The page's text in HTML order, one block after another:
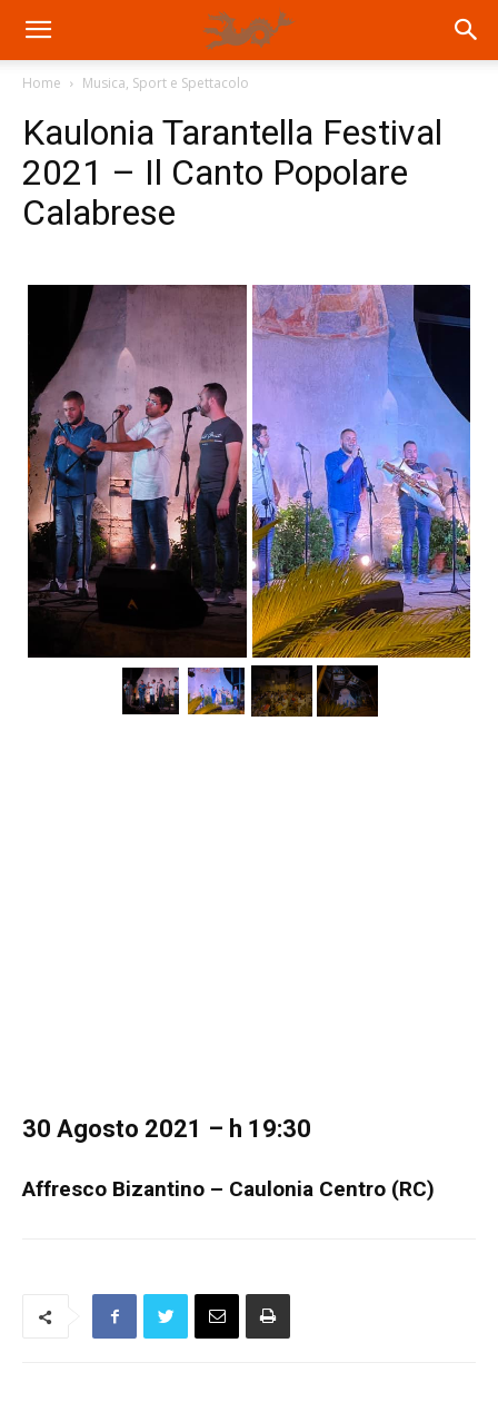
Home Musica, Sport e Spettacolo
Kaulonia Tarantella Festival
2021 – Il Canto Popolare
Calabrese
30 Agosto 2021 – h 19:30
Affresco Bizantino – Caulonia Centro (RC)